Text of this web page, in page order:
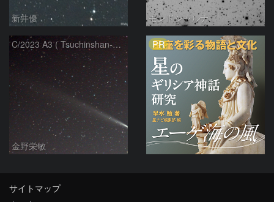
新井優 モンドシャルナ
C/2023 A3 ( Tsuchinshan-ATLAS )
金野栄敏
PR
サイトマップ